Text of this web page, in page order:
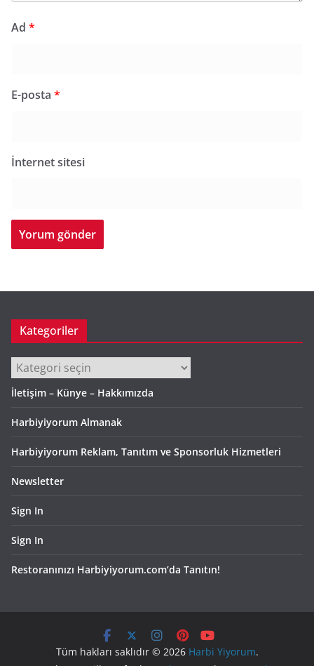
Ad *
E-posta *
İnternet sitesi
Kategoriler
Kategoriler
İletişim – Künye – Hakkımızda
Harbiyiyorum Almanak
Harbiyiyorum Reklam, Tanıtım ve Sponsorluk Hizmetleri
Newsletter
Sign In
Sign In
Restoranınızı Harbiyiyorum.com’da Tanıtın!
Tüm hakları saklıdır © 2026 Harbi Yiyorum.